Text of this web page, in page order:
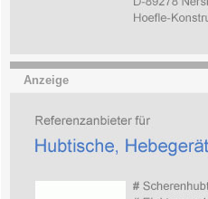
Anzeige